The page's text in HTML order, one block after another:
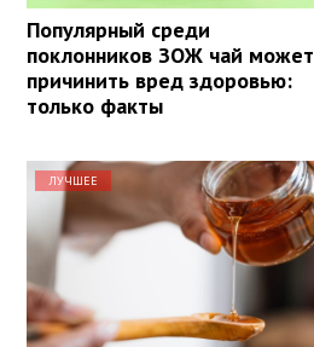
Популярный среди
поклонников ЗОЖ чай может
причинить вред здоровью:
только факты
ЛУЧШЕЕ